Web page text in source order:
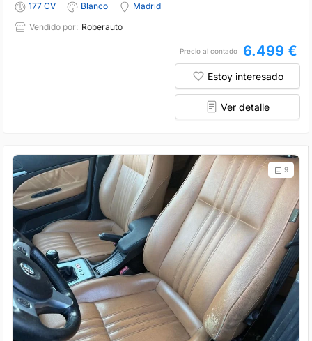
177 CV
Blanco
Madrid
Vendido por: Roberauto
Precio al contado 6.499 €
Estoy interesado
Ver detalle
9